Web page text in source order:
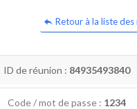
Retour à la liste des
ID de réunion : 84935493840
Code / mot de passe : 1234